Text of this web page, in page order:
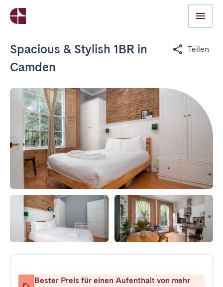
Spacious & Stylish 1BR in
Camden
Teilen
Bester Preis für einen Aufenthalt von mehr